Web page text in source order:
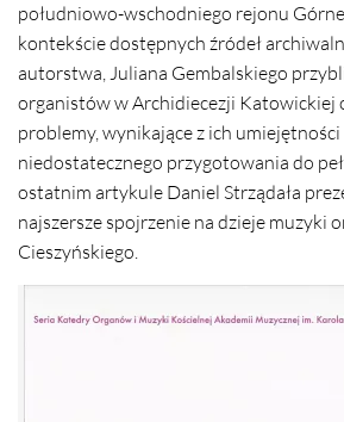
południowo-wschodniego rejonu
kontekście dostępnych źródeł
autorstwa, Juliana Gembalskiego
organistów w Archidiecezji Katowickiej
problemy, wynikające z ich
niedostatecznego przygotowania do
ostatnim artykule Daniel Strządała
najszersze spojrzenie na dzieje muzyki
Cieszyńskiego.